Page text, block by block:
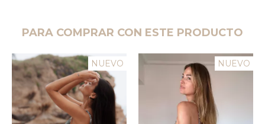
PARA COMPRAR CON ESTE PRODUCTO
NUEVO NUEVO